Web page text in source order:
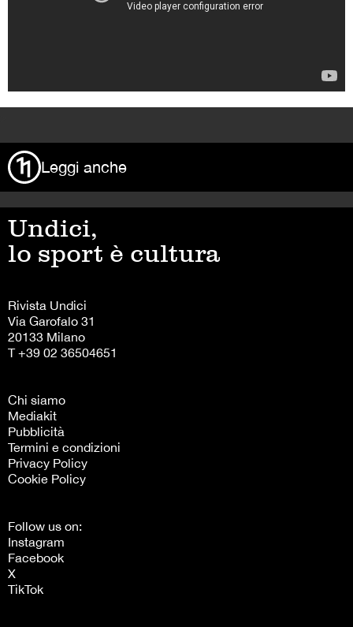
Leggi anche
Undici,
lo sport è cultura
Rivista Undici
Via Garofalo 31
20133 Milano
T +39 02 36504651
Chi siamo
Mediakit
Pubblicità
Termini e condizioni
Privacy Policy
Cookie Policy
Follow us on:
Instagram
Facebook
X
TikTok